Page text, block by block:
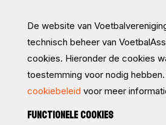
De website van
technisch beheer van
cookies. Hieronder de cookies
toestemming voor nodig
cookiebeleid voor meer
FUNCTIONELE COOKIES